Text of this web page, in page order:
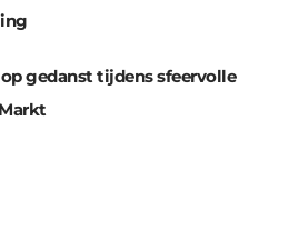
gedanst tijdens sfeervolle